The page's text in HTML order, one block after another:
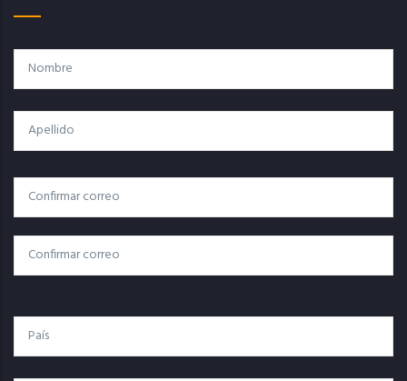
Nombre
Apellido
Correo
Electrónico
Correo Electrónico
Confirmar Correo
País